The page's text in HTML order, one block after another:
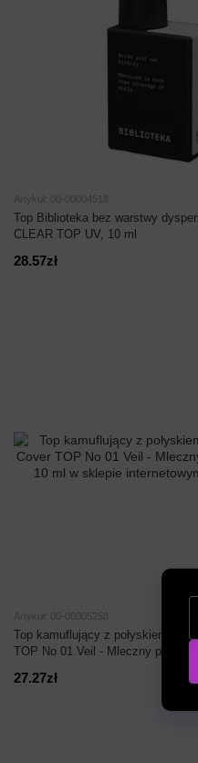
Artykuł: 00-00004518
Top Biblioteka bez warstwy
CLEAR TOP UV, 10 ml
28.57zł
Artykuł: 00-00005258
Top kamuflujący z połyskiem
TOP No 01 Veil - Mleczny
27.27zł